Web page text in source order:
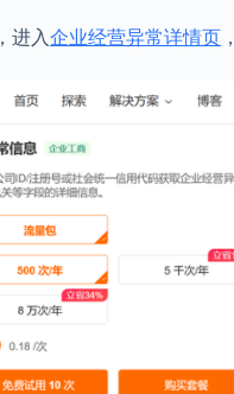
，进入企业经营异常详情页